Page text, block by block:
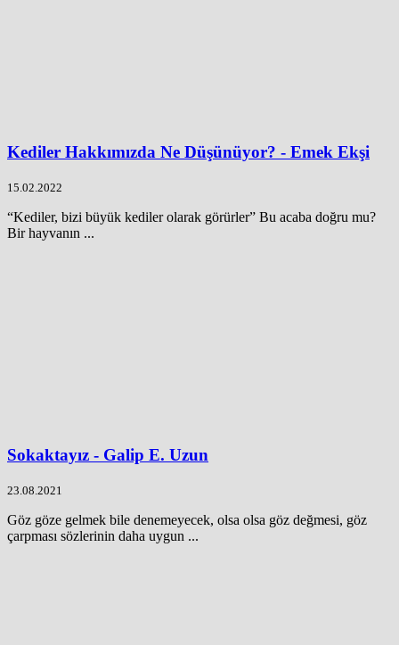
Kediler Hakkımızda Ne Düşünüyor? - Emek Ekşi
15.02.2022
“Kediler, bizi büyük kediler olarak görürler” Bu acaba doğru mu?
Bir hayvanın ...
Sokaktayız - Galip E. Uzun
23.08.2021
Göz göze gelmek bile denemeyecek, olsa olsa göz değmesi, göz
çarpması sözlerinin daha uygun ...